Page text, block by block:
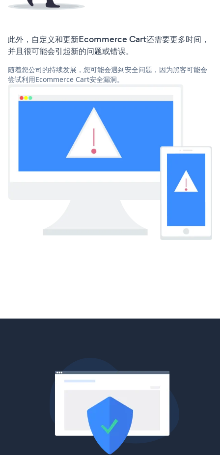
此外，自定义和更新Ecommerce Cart还需要更多时间，
并且很可能会引起新的问题或错误。
随着您公司的持续发展，您可能会遇到安全问题，因为黑客可能会
尝试利用Ecommerce Cart安全漏洞。